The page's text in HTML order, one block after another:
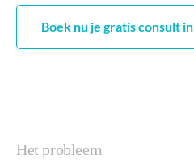
Boek nu je gratis consult in
Het probleem